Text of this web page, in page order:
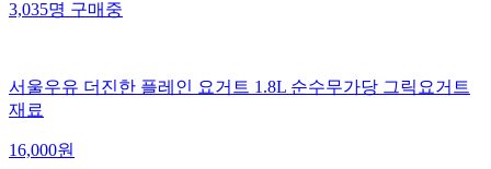
3,035명구매중
서울우유 더진한 플레인 요거트 1.8L 순수무가당 그릭요거트
재료
16,000원